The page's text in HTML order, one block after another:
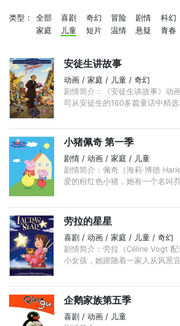
类型： 全部 喜剧 奇幻 冒险 剧情 科幻
家庭
儿童 短片 温情 悬疑 青春
安徒生讲故事
动画 / 家庭 / 儿童 / 奇幻
剧情简介：《安徒生讲故事》动
司从安徒生的160多篇童话中精
小猪佩奇 第一季
剧情 / 动画 / 家庭 / 儿童
剧情简介：佩奇（海莉·博德
爱的粉红色小猪，她有一个名叫
劳拉的星星
喜剧 / 动画 / 家庭 / 儿童 / 奇幻
剧情简介：劳拉（Céline Vogt
小女孩，她跟随着一家人从风景
企鹅家族第五季
喜剧 / 动画 / 儿童